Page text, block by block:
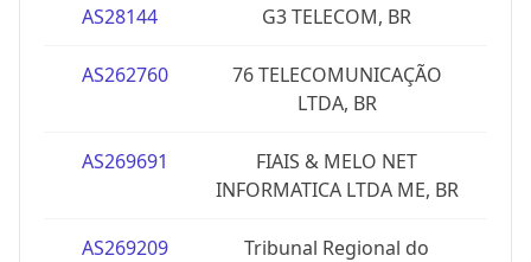
AS28144 G3 TELECOM, BR
AS262760
76 TELECOMUNICAÇÃO
LTDA, BR
AS269691
FIAIS & MELO NET
INFORMATICA LTDA ME, BR
AS269209
Tribunal Regional do